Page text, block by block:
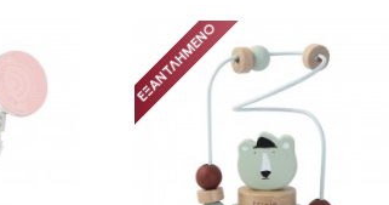
ΕΞΑΝΤΛΗΜΈΝΟ